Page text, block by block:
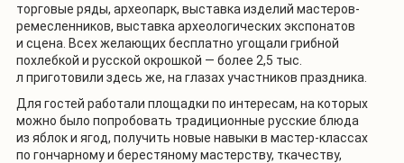
торговые ряды, археопарк, выставка изделий мастеров-
ремесленников, выставка археологических экспонатов
и сцена. Всех желающих бесплатно угощали грибной
похлебкой и русской окрошкой — более 2,5 тыс.
л приготовили здесь же, на глазах участников праздника.
Для гостей работали площадки по интересам, на которых
можно было попробовать традиционные русские блюда
из яблок и ягод, получить новые навыки в мастер-классах
по гончарному и берестяному мастерству, ткачеству,